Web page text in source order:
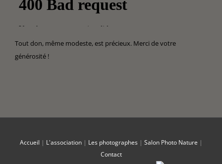
Tout don, même modeste, est précieux. Merci de votre
générosité !
Accueil | L'association| Les photographes| Salon Photo Nature |
Contact